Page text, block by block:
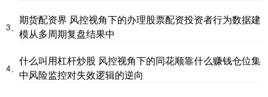
期指IC0 7877.80
3、
期货配资界 风控视角下的办理股票配资投资者行为数据建
模从多周期复盘结果中
4、
什么叫用杠杆炒股 风控视角下的同花顺靠什么赚钱仓位集
中风险监控对失效逻辑的逆向